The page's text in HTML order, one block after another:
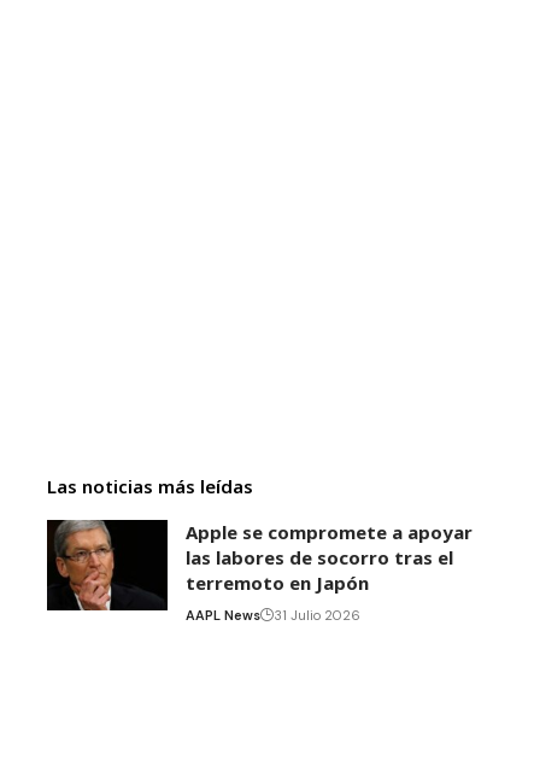
Las noticias más leídas
Apple se compromete a apoyar
las labores de socorro tras el
terremoto en Japón
AAPL News 31 Julio 2026